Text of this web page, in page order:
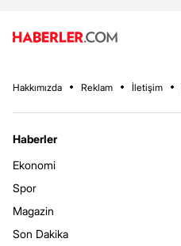
Hakkımızda Reklam İletişim
Haberler
Ekonomi
Spor
Magazin
Son Dakika